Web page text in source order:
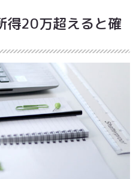
得20万超えると確